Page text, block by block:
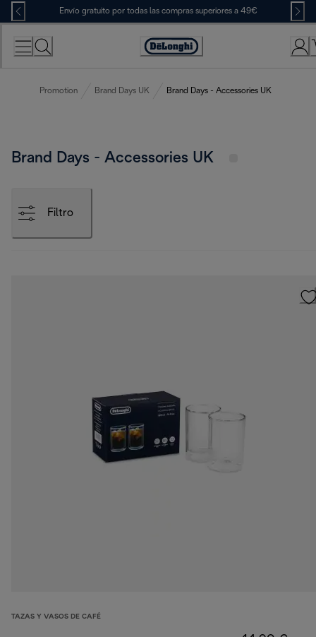
Skip
to
Content
Envío gratuito por todas las compras superiores a 49€
Accessibility
Promotion Brand Days UK Brand Days - Accessories UK
Brand Days - Accessories UK
Filtro
TAZAS Y VASOS DE CAFÉ